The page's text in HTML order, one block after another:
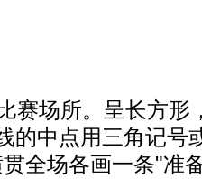
场所。呈长方形
的中点用三角记号
全场各画一条"准